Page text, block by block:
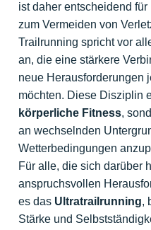
ist daher entscheidend
zum Vermeiden von
Trailrunning spricht vor
an, die eine stärkere
neue Herausforderungen
möchten. Diese Disziplin
körperliche Fitness,
an wechselnden
Wetterbedingungen
Für alle, die sich darüber
anspruchsvollen
es das Ultratrailrunning,
Stärke und